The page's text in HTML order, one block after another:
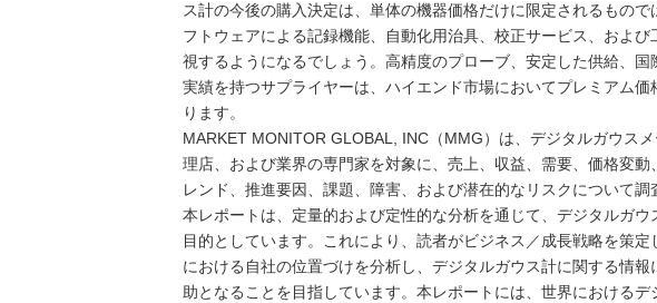
ス計の今後の購入決定は、単体の機器価格だけに限定されるもの
フトウェアによる記録機能、自動化用治具、校正サービス、およ
視するようになるでしょう。高精度のプローブ、安定した供給、
実績を持つサプライヤーは、ハイエンド市場においてプレミアム
ります。
MARKET MONITOR GLOBAL, INC（MMG）は、デジタルガウス
理店、および業界の専門家を対象に、売上、収益、需要、価格変
レンド、推進要因、課題、障害、および潜在的なリスクについて調
本レポートは、定量的および定性的な分析を通じて、デジタルガ
目的としています。これにより、読者がビジネス／成長戦略を策
における自社の位置づけを分析し、デジタルガウス計に関する情
助となることを目指しています。本レポートには、世界における